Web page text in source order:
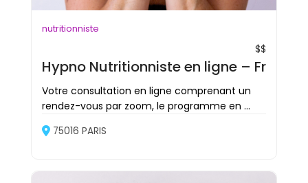
nutritionniste
$$
Hypno Nutritionniste en ligne –
Votre consultation en ligne comprenant un
rendez-vous par zoom, le programme en ...
75016 PARIS